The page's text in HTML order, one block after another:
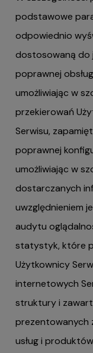
podstawowe
odpowiednio
dostosowaną do
poprawnej
umożliwiając w
przekierowań
Serwisu,
poprawnej
umożliwiając w
dostarczanych
uwzględnieniem
audytu
statystyk, które
Użytkownicy
internetowych
struktury i
prezentowanych
usług i